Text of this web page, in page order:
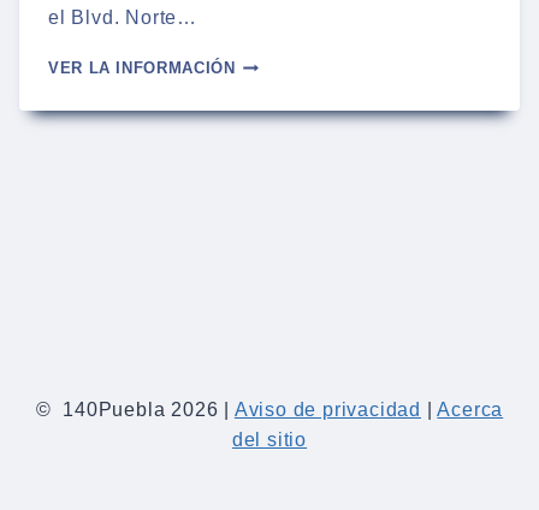
el Blvd. Norte…
VER LA INFORMACIÓNAUTOBUSES
TAPACHULA
© 140Puebla 2026 | Aviso de privacidad |Acerca
del sitio